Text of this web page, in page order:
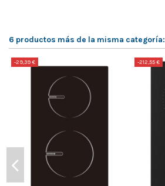
6 productos más de la misma categoría:
-29,39 € -212,55 €